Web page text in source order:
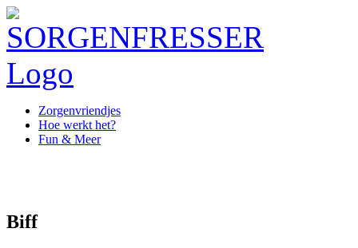
Zorgenvriendjes
Hoe werkt het?
Fun & Meer
Biff